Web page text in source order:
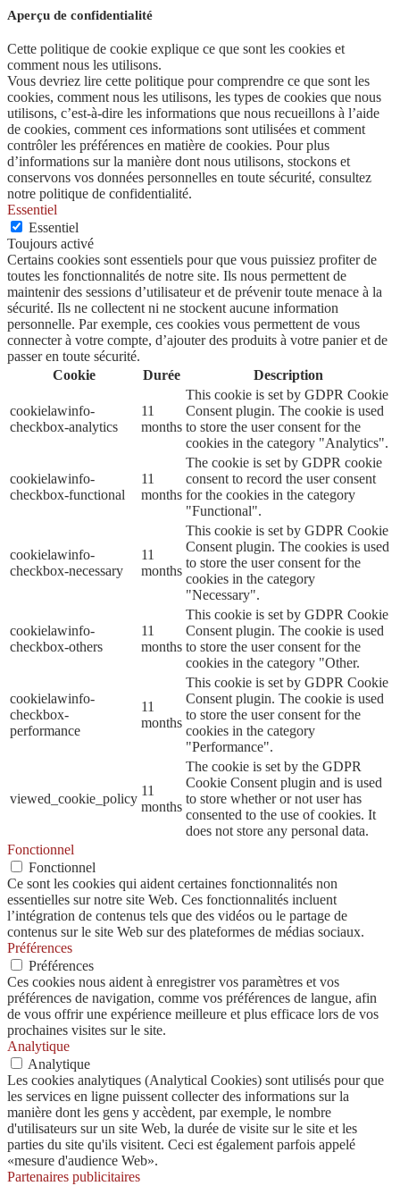
Aperçu de confidentialité
Cette politique de cookie explique ce que sont les cookies et
comment nous les utilisons.
Vous devriez lire cette politique pour comprendre ce que sont les
cookies, comment nous les utilisons, les types de cookies que nous
utilisons, c’est-à-dire les informations que nous recueillons à l’aide
de cookies, comment ces informations sont utilisées et comment
contrôler les préférences en matière de cookies. Pour plus
d’informations sur la manière dont nous utilisons, stockons et
conservons vos données personnelles en toute sécurité, consultez
notre politique de confidentialité.
Essentiel
Essentiel
Toujours activé
Certains cookies sont essentiels pour que vous puissiez profiter de
toutes les fonctionnalités de notre site. Ils nous permettent de
maintenir des sessions d’utilisateur et de prévenir toute menace à la
sécurité. Ils ne collectent ni ne stockent aucune information
personnelle. Par exemple, ces cookies vous permettent de vous
connecter à votre compte, d’ajouter des produits à votre panier et de
passer en toute sécurité.
Cookie
Durée Description
cookielawinfo-
checkbox-analytics
11
months
This cookie is set by GDPR Cookie
Consent plugin. The cookie is used
to store the user consent for the
cookies in the category "Analytics".
cookielawinfo-
checkbox-functional
11
months
The cookie is set by GDPR cookie
consent to record the user consent
for the cookies in the category
"Functional".
cookielawinfo-
checkbox-necessary
11
months
This cookie is set by GDPR Cookie
Consent plugin. The cookies is used
to store the user consent for the
cookies in the category
"Necessary".
cookielawinfo-
checkbox-others
11
months
This cookie is set by GDPR Cookie
Consent plugin. The cookie is used
to store the user consent for the
cookies in the category "Other.
cookielawinfo-
checkbox-
performance
11
months
This cookie is set by GDPR Cookie
Consent plugin. The cookie is used
to store the user consent for the
cookies in the category
"Performance".
viewed_cookie_policy
11
months
The cookie is set by the GDPR
Cookie Consent plugin and is used
to store whether or not user has
consented to the use of cookies. It
does not store any personal data.
Fonctionnel
Fonctionnel
Ce sont les cookies qui aident certaines fonctionnalités non
essentielles sur notre site Web. Ces fonctionnalités incluent
l’intégration de contenus tels que des vidéos ou le partage de
contenus sur le site Web sur des plateformes de médias sociaux.
Préférences
Préférences
Ces cookies nous aident à enregistrer vos paramètres et vos
préférences de navigation, comme vos préférences de langue, afin
de vous offrir une expérience meilleure et plus efficace lors de vos
prochaines visites sur le site.
Analytique
Analytique
Les cookies analytiques (Analytical Cookies) sont utilisés pour que
les services en ligne puissent collecter des informations sur la
manière dont les gens y accèdent, par exemple, le nombre
d'utilisateurs sur un site Web, la durée de visite sur le site et les
parties du site qu'ils visitent. Ceci est également parfois appelé
«mesure d'audience Web».
Partenaires publicitaires